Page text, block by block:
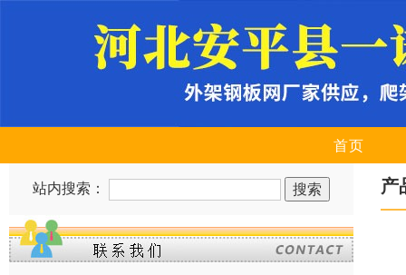
首页
站内搜索： 产